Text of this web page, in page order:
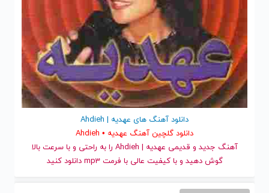
دانلود آهنگ های عهدیه | Ahdieh
دانلود گلچین آهنگ عهدیه • Ahdieh
آهنگ جدید
و قدیمی عهدیه | Ahdieh را به راحتی و با سرعت بالا
گوش دهید و با کیفیت عالی با فرمت mp3 دانلود کنید